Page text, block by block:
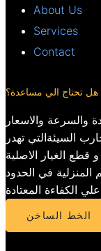
About Us
Services
Contact
هل تحتاج الي مساعدة؟
والسرعة والاسعار
السيئةالتي تهدر
قطع الغيار الاصلية
المنزلية في الحدود
الكفاءة المعتادة
الخط الساخن